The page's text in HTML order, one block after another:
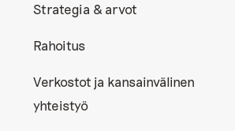
Strategia & arvot
Rahoitus
Verkostot ja kansainvälinen
yhteistyö